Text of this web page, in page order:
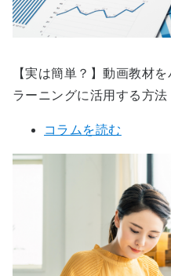
【実は簡単？】動画教材
ラーニングに活用する方法
コラムを読む